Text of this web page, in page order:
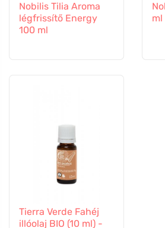
Nobilis Tilia Aroma
légfrissítő Energy
100 ml
ml
Tierra Verde Fahéj
illóolaj BIO (10 ml) -